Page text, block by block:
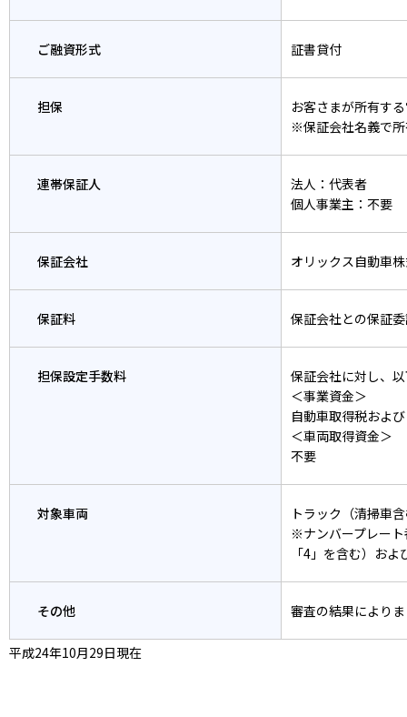
ご融資形式 証書貸付
担保
お客さまが所有す
※保証会社名義で
連帯保証人
法人：代表者
個人事業主：不要
保証会社 オリックス自動車
保証料 保証会社との保証
担保設定手数料
保証会社に対し、
＜事業資金＞
自動車取得税およ
＜車両取得資金＞
不要
対象車両
トラック（清掃車
※ナンバープレー
「4」を含む）お
その他 審査の結果により
平成24年10月29日現在